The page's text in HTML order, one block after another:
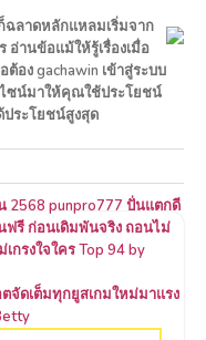
ฉลาดหลักแหลมเริ่มจาก
อ่านข้อแม้ให้รู้เรื่องเมื่อ
อง gachawin เข้าสู่ระบบ
ซน์มาให้คุณใช้ประโยชน์
ประโยชน์สูงสุด
2568 punpro777 ปั่นแตกดี
ฟรี ก่อนเดิมพันจริง ถอนไม่
กรงใจใคร Top 94 by
ดเต็มทุกยูสเกมใหม่มาแรง